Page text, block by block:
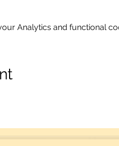
Analytics and functional